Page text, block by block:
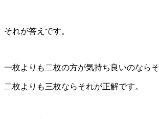
それが答えです。
一枚よりも二枚の方が気持ち良いのならそ
二枚よりも三枚ならそれが正解です。